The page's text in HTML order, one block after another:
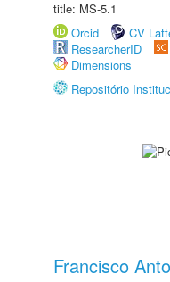
title: MS-5.1
Orcid
CV
ResearcherID
Dimensions
Repositório
Francisco